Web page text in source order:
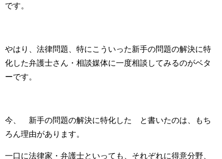
です。
やはり、法律問題、特にこういった新手の問題の解決に特
化した弁護士さん・相談媒体に一度相談してみるのがベタ
ーです。
今、¨新手の問題の解決に特化した¨と書いたのは、もち
ろん理由があります。
一口に法律家・弁護士といっても、それぞれに得意分野、